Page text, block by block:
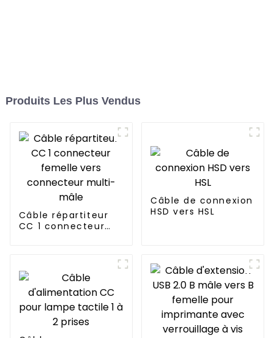
Produits Les Plus Vendus
Câble répartiteur
CC 1 connecteur
Câble de connexion
HSD vers HSL